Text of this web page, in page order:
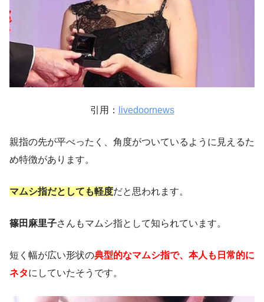
引用： livedoornews
親指の先が平べったく、角度がついているように見えるた
め特徴があります。
マムシ指だとしても軽度だと思われます。
篠田麻里子さんもマムシ指として知られています。
短く幅が広い形状の典型的なマムシ指で、本人も日常的に
ネタにしていたそうです。